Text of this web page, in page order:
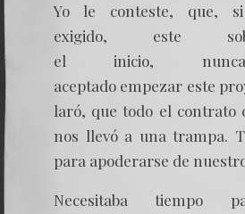
Yo le conteste, que,
exigido, este
el inicio,
aceptado empezar este
laró, que todo el contrato
nos llevó a una trampa.
para apoderarse de
Necesitaba tiempo